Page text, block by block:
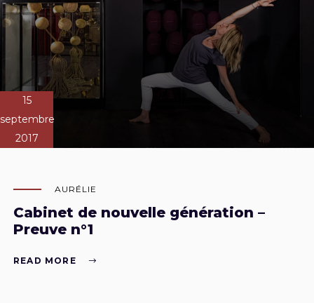
15
septembre
2017
AURÉLIE
Cabinet de nouvelle génération –
Preuve n°1
READ MORE